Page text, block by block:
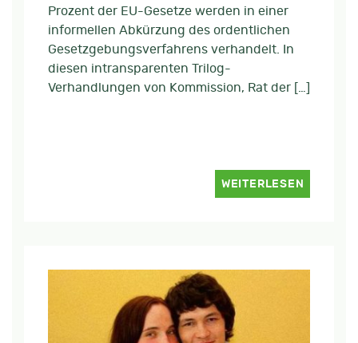
Prozent der EU-Gesetze werden in einer
informellen Abkürzung des ordentlichen
Gesetzgebungsverfahrens verhandelt. In
diesen intransparenten Trilog-
Verhandlungen von Kommission, Rat der […]
WEITERLESEN